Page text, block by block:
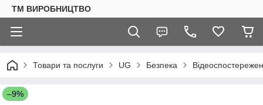
ТМ ВИРОБНИЦТВО
Товари та послуги UG Безпека
–9%